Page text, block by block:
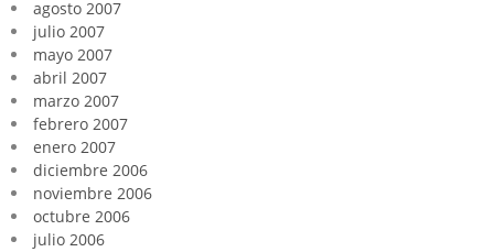
agosto 2007
julio 2007
mayo 2007
abril 2007
marzo 2007
febrero 2007
enero 2007
diciembre 2006
noviembre 2006
octubre 2006
julio 2006